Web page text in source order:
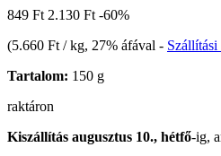
849 Ft 2.130 Ft -60%
(5.660 Ft / kg, 27% áfával -
Tartalom: 150 g
raktáron
Kiszállítás augusztus 10., hétfő-ig,